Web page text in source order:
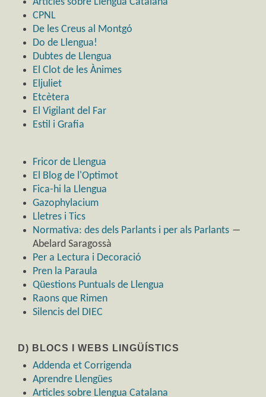
CPNL
De les Creus al Montgó
Do de Llengua!
Dubtes de Llengua
El Clot de les Ànimes
Eljuliet
Etcètera
El Vigilant del Far
Estil i Grafia
Fricor de Llengua
El Blog de l'Optimot
Fica-hi la Llengua
Gazophylacium
Lletres i Tics
Normativa: des dels Parlants i per als Parlants ―
Abelard Saragossà
Per a Lectura i Decoració
Pren la Paraula
Qüestions Puntuals de Llengua
Raons que Rimen
Silencis del DIEC
D) BLOCS I WEBS LINGÜÍSTICS
Addenda et Corrigenda
Aprendre Llengües
Articles sobre Llengua Catalana